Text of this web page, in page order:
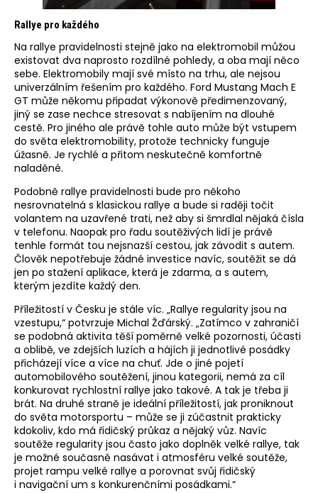
Rallye pro každého
Na rallye pravidelnosti stejně jako na elektromobil můžou
existovat dva naprosto rozdílné pohledy, a oba mají něco
sebe. Elektromobily mají své místo na trhu, ale nejsou
univerzálním řešením pro každého. Ford Mustang Mach E
GT může někomu připadat výkonově předimenzovaný,
jiný se zase nechce stresovat s nabíjením na dlouhé
cestě. Pro jiného ale právě tohle auto může být vstupem
do světa elektromobility, protože technicky funguje
úžasně. Je rychlé a přitom neskutečně komfortně
naladěné.
Podobně rallye pravidelnosti bude pro někoho
nesrovnatelná s klasickou rallye a bude si raději točit
volantem na uzavřené trati, než aby si šmrdlal nějaká čísla
v telefonu. Naopak pro řadu soutěživých lidí je právě
tenhle formát tou nejsnazší cestou, jak závodit s autem.
Člověk nepotřebuje žádné investice navíc, soutěžit se dá
jen po stažení aplikace, která je zdarma, a s autem,
kterým jezdíte každý den.
Příležitostí v Česku je stále víc. „Rallye regularity jsou na
vzestupu,“ potvrzuje Michal Žďárský. „Zatímco v zahraničí
se podobná aktivita těší poměrně velké pozornosti, účasti
a oblibě, ve zdejších luzích a hájích ji jednotlivé posádky
přicházejí více a více na chuť. Jde o jiné pojetí
automobilového soutěžení, jinou kategorii, nemá za cíl
konkurovat rychlostní rallye jako takové. A tak je třeba ji
brát. Na druhé straně je ideální příležitostí, jak proniknout
do světa motorsportu – může se ji zúčastnit prakticky
kdokoliv, kdo má řidičský průkaz a nějaký vůz. Navíc
soutěže regularity jsou často jako doplněk velké rallye, tak
je možné současně nasávat i atmosféru velké soutěže,
projet rampu velké rallye a porovnat svůj řidičský
i navigační um s konkurenčními posádkami.“